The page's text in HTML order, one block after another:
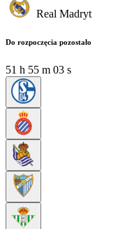
Real Madryt
Do rozpoczęcia pozostało
51 h 55 m 02 s